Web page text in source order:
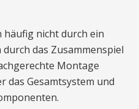
häufig nicht durch ein
das Zusammenspiel
Montage
das Gesamtsystem und